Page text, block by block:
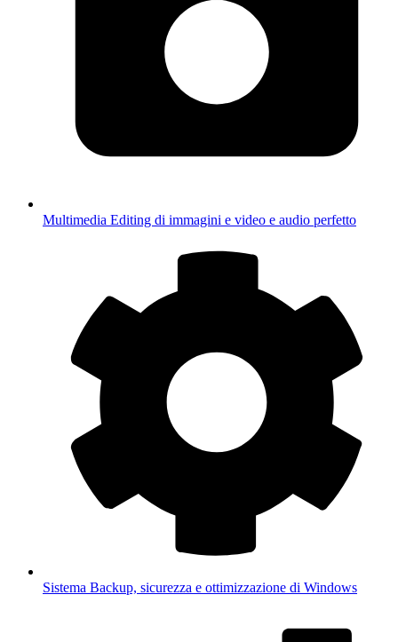
Multimedia Editing di immagini e video e audio perfetto
Sistema Backup, sicurezza e ottimizzazione di Windows